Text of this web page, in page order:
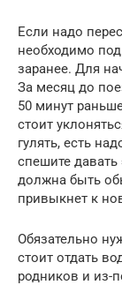
Если надо
необходимо
заранее. Для
За месяц до
50 минут
стоит
гулять, есть
спешите
должна быть
привыкнет к
Обязательно
стоит отдать
родников и из-